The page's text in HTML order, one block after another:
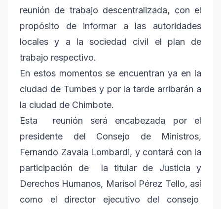
reunión de trabajo descentralizada, con el
propósito de informar a las autoridades
locales y a la sociedad civil el plan de
trabajo respectivo.
En estos momentos se encuentran ya en la
ciudad de Tumbes y por la tarde arribarán a
la ciudad de Chimbote.
Esta reunión será encabezada por el
presidente del Consejo de Ministros,
Fernando Zavala Lombardi, y contará con la
participación de la titular de Justicia y
Derechos Humanos, Marisol Pérez Tello, así
como el director ejecutivo del consejo